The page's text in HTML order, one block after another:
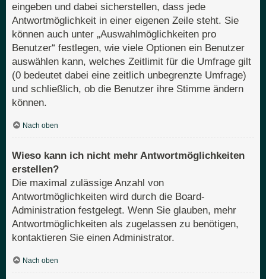
eingeben und dabei sicherstellen, dass jede
Antwortmöglichkeit in einer eigenen Zeile steht. Sie
können auch unter „Auswahlmöglichkeiten pro
Benutzer“ festlegen, wie viele Optionen ein Benutzer
auswählen kann, welches Zeitlimit für die Umfrage gilt
(0 bedeutet dabei eine zeitlich unbegrenzte Umfrage)
und schließlich, ob die Benutzer ihre Stimme ändern
können.
Nach oben
Wieso kann ich nicht mehr Antwortmöglichkeiten
erstellen?
Die maximal zulässige Anzahl von
Antwortmöglichkeiten wird durch die Board-
Administration festgelegt. Wenn Sie glauben, mehr
Antwortmöglichkeiten als zugelassen zu benötigen,
kontaktieren Sie einen Administrator.
Nach oben